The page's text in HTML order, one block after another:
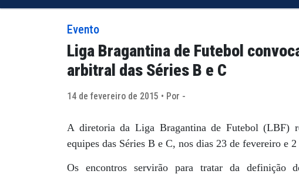
Evento
Liga Bragantina de Futebol
arbitral das Séries B e C
14 de fevereiro de 2015 • Por -
A diretoria da Liga Bragantina de Futebol (LBF)
equipes das Séries B e C, nos dias 23 de fevereiro e
Os encontros servirão para tratar da